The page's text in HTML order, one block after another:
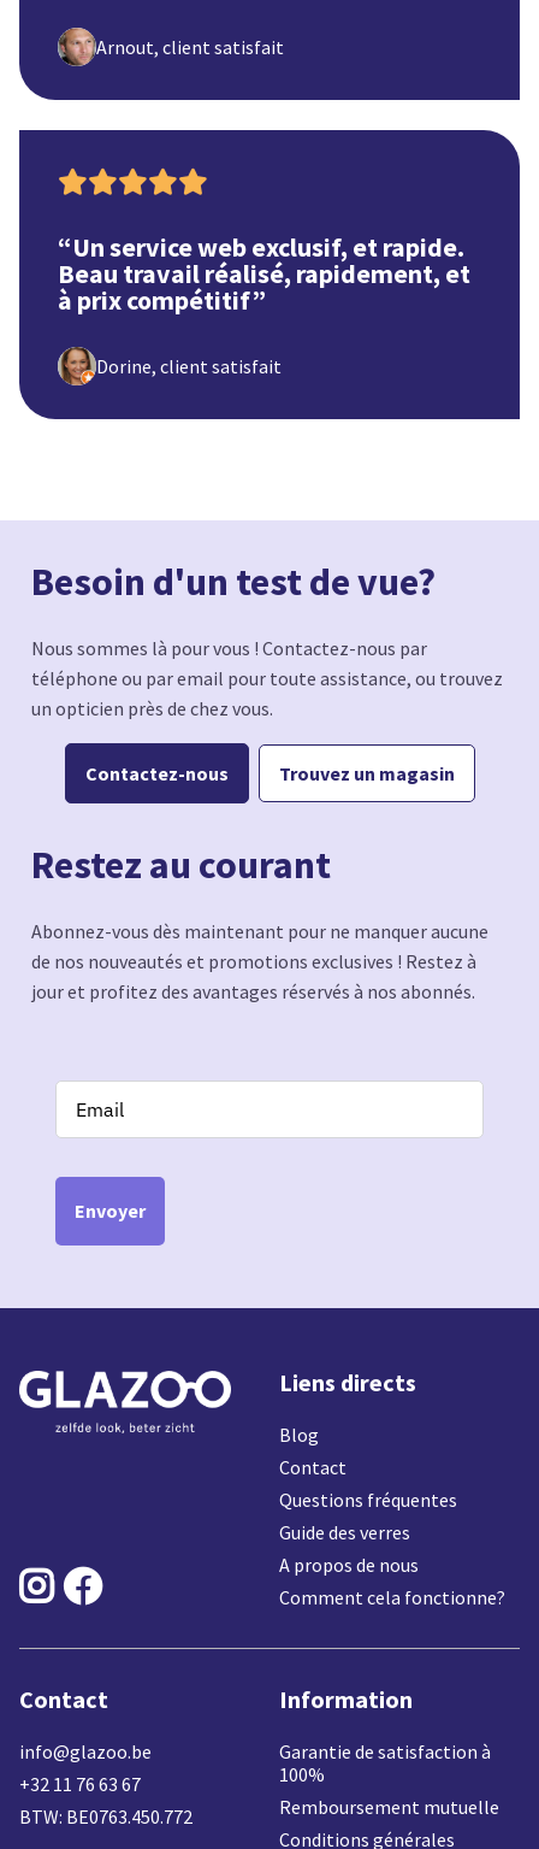
Arnout, client satisfait

“Un service web exclusif, et rapide.
Beau travail réalisé, rapidement, et
à prix compétitif”
Dorine, client satisfait
Besoin d'un test de vue?
Nous sommes là pour vous ! Contactez-nous par
téléphone ou par email pour toute assistance, ou trouvez
un opticien près de chez vous.
Contactez-nous Trouvez un magasin
Restez au courant
Abonnez-vous dès maintenant pour ne manquer aucune
de nos nouveautés et promotions exclusives ! Restez à
jour et profitez des avantages réservés à nos abonnés.
Envoyer
 
Liens directs
Blog
Contact
Questions fréquentes
Guide des verres
A propos de nous
Comment cela fonctionne?
Contact
info@glazoo.be
+32 11 76 63 67
BTW: BE0763.450.772
Information
Garantie de satisfaction à
100%
Remboursement mutuelle
Conditions générales